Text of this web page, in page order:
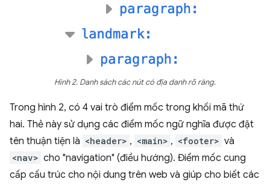
Hình 2. Danh sách các nút có địa danh rõ ràng.
Trong hình 2, có 4 vai trò điểm mốc trong khối mã thứ
hai. Thẻ này sử dụng các điểm mốc ngữ nghĩa được đặt
tên thuận tiện là <header> , <main> , <footer> và
<nav> cho "navigation" (điều hướng). Điểm mốc cung
cấp cấu trúc cho nội dung trên web và giúp cho biết các